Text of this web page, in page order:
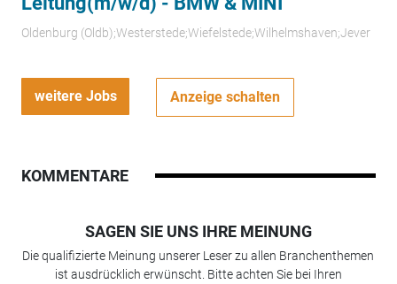
Oldenburg (Oldb);Westerstede;Wiefelstede;Wilhelmshaven;Jever
weitere Jobs Anzeige schalten
KOMMENTARE
SAGEN SIE UNS IHRE MEINUNG
Die qualifizierte Meinung unserer Leser zu allen Branchenthemen
ist ausdrücklich erwünscht. Bitte achten Sie bei Ihren